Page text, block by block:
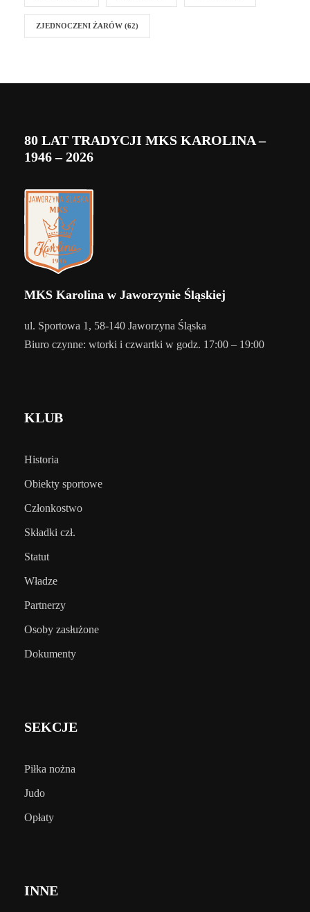
ZJEDNOCZENI ŻARÓW (62)
80 LAT TRADYCJI MKS KAROLINA –
1946 – 2026
MKS Karolina w Jaworzynie Śląskiej
ul. Sportowa 1, 58-140 Jaworzyna Śląska
Biuro czynne: wtorki i czwartki w godz. 17:00 – 19:00
KLUB
Historia
Obiekty sportowe
Członkostwo
Składki czł.
Statut
Władze
Partnerzy
Osoby zasłużone
Dokumenty
SEKCJE
Piłka nożna
Judo
Opłaty
INNE